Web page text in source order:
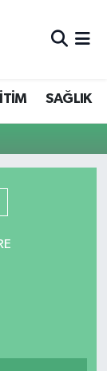
SAĞLIK